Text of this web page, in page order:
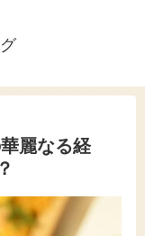
麗なる経